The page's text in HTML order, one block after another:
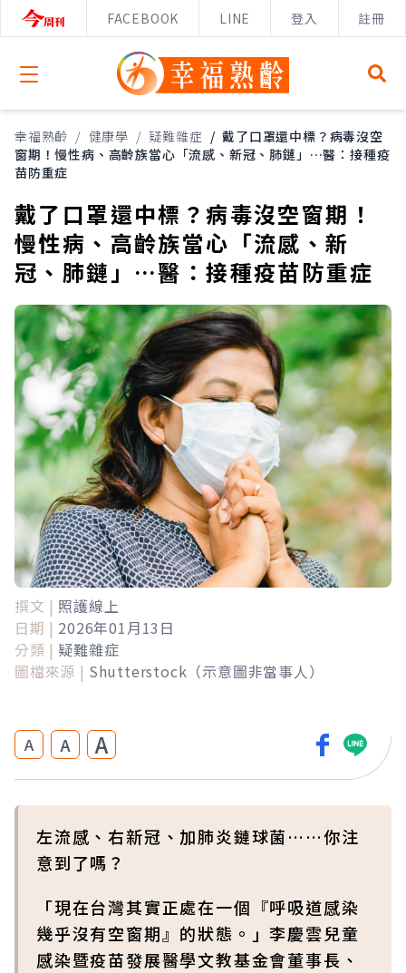
FACEBOOK LINE 登入 註冊
Open menu
幸福熟齡 / 健康學 / 疑難雜症 / 戴了口罩還中標？病毒沒空
窗期！慢性病、高齡族當心「流感、新冠、肺鏈」…醫：接種疫
苗防重症
戴了口罩還中標？病毒沒空窗期！
慢性病、高齡族當心「流感、新
冠、肺鏈」…醫：接種疫苗防重症
撰文 | 照護線上
日期 | 2026年01月13日
分類 | 疑難雜症
圖檔來源 | Shutterstock（示意圖非當事人）
A A A
左流感、右新冠、加肺炎鏈球菌……你注
意到了嗎？
「現在台灣其實正處在一個『呼吸道感染
幾乎沒有空窗期』的狀態。」李慶雲兒童
感染暨疫苗發展醫學文教基金會董事長、